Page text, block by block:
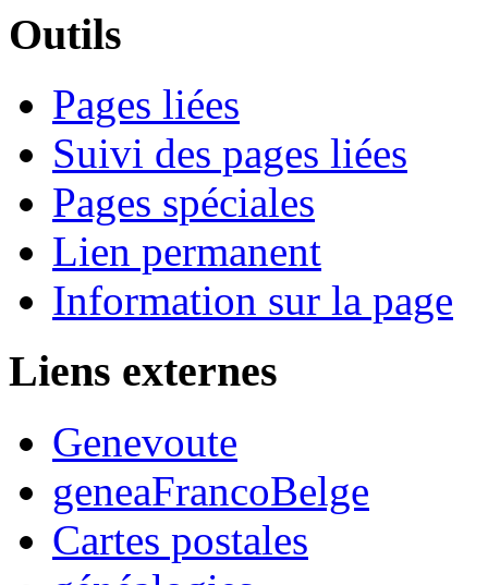
Outils
Pages liées
Suivi des pages liées
Pages spéciales
Lien permanent
Information sur la page
Liens externes
Genevoute
geneaFrancoBelge
Cartes postales